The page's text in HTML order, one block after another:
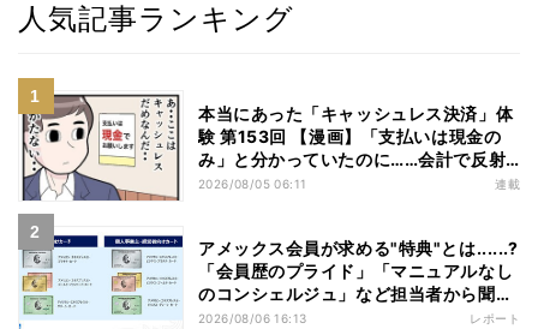
人気記事ランキング
本当にあった「キャッシュレス決済」体
験 第153回 【漫画】「支払いは現金の
み」と分かっていたのに……会計で反射
的に出してしまったものは
2026/08/05 06:11 連載
アメックス会員が求める"特典"とは......?
「会員歴のプライド」「マニュアルなし
のコンシェルジュ」など担当者から聞い
た"裏話"も
2026/08/06 16:13 レポート